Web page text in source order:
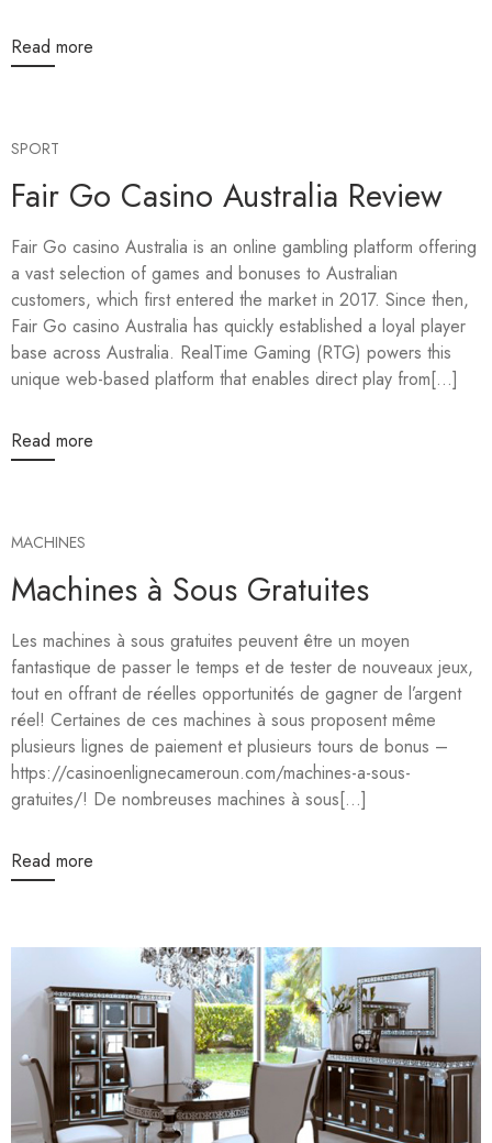
Read more
SPORT
Fair Go Casino Australia Review
Fair Go casino Australia is an online gambling platform offering
a vast selection of games and bonuses to Australian
customers, which first entered the market in 2017. Since then,
Fair Go casino Australia has quickly established a loyal player
base across Australia. RealTime Gaming (RTG) powers this
unique web-based platform that enables direct play from[...]
Read more
MACHINES
Machines à Sous Gratuites
Les machines à sous gratuites peuvent être un moyen
fantastique de passer le temps et de tester de nouveaux jeux,
tout en offrant de réelles opportunités de gagner de l’argent
réel! Certaines de ces machines à sous proposent même
plusieurs lignes de paiement et plusieurs tours de bonus –
https://casinoenlignecameroun.com/machines-a-sous-
gratuites/! De nombreuses machines à sous[...]
Read more